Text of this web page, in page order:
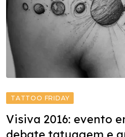
TATTOO FRIDAY
Visiva 2016: evento